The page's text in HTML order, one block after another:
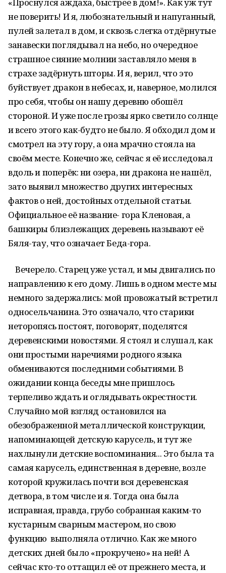
не поверить! И я, любознательный и напуганный,
пулей залетал в дом, и сквозь слегка отдёрнутые
занавески поглядывал на небо, но очередное
страшное сияние молнии заставляло меня в
страхе задёрнуть шторы. И я, верил, что это
буйствует дракон в небесах, и, наверное, молился
про себя, чтобы он нашу деревню обошёл
стороной. И уже после грозы ярко светило солнце
и всего этого как-будто не было. Я обходил дом и
смотрел на эту гору, а она мрачно стояла на
своём месте. Конечно же, сейчас я её исследовал
вдоль и поперёк: ни озера, ни дракона не нашёл,
зато выявил множество других интересных
фактов о ней, достойных отдельной статьи.
Официальное её название- гора Кленовая, а
башкиры близлежащих деревень называют её
Бяля-тау, что означает Беда-гора.
Вечерело. Старец уже устал, и мы двигались по
направлению к его дому. Лишь в одном месте мы
немного задержались: мой провожатый встретил
односельчанина. Это означало, что старики
неторопясь постоят, поговорят, поделятся
деревенскими новостями. Я стоял и слушал, как
они простыми наречиями родного языка
обмениваются последними событиями. В
ожидании конца беседы мне пришлось
терпеливо ждать и оглядывать окрестности.
Случайно мой взгляд остановился на
обезображенной металлической конструкции,
напоминающей детскую карусель, и тут же
нахлынули детские воспоминания... Это была та
самая карусель, единственная в деревне, возле
которой кружилась почти вся деревенская
детвора, в том числе и я. Тогда она была
исправная, правда, грубо собранная каким-то
кустарным сварным мастером, но свою
функцию выполняла отлично. Как же много
детских дней было «прокручено» на ней! А
сейчас кто-то оттащил её от прежнего места, и